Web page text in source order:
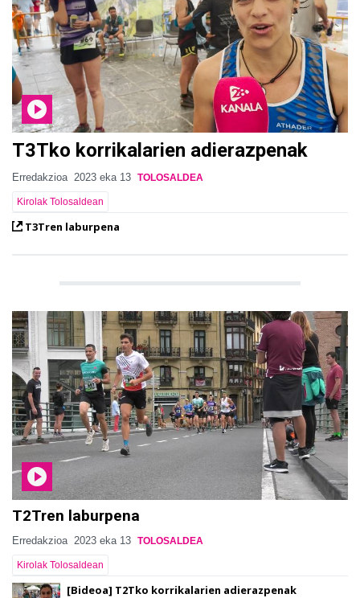
T3Tko korrikalarien adierazpenak
Erredakzioa 2023 eka 13 TOLOSALDEA
Kirolak Tolosaldean
T3Tren laburpena
T2Tren laburpena
Erredakzioa 2023 eka 13 TOLOSALDEA
Kirolak Tolosaldean
[Bideoa] T2Tko korrikalarien adierazpenak